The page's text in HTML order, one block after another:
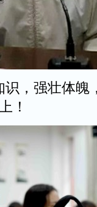
，强壮体魄
！